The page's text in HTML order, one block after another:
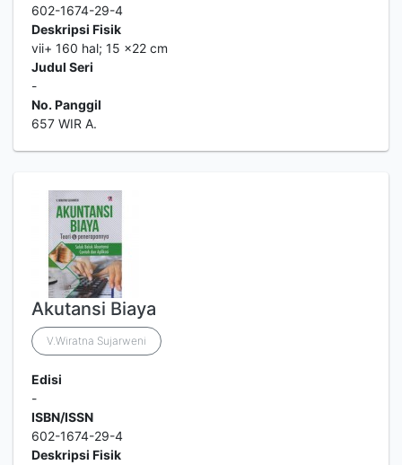
602-1674-29-4
Deskripsi Fisik
vii+ 160 hal; 15 ×22 cm
Judul Seri
-
No. Panggil
657 WIR A.
Akutansi Biaya
V.Wiratna Sujarweni
Edisi
-
ISBN/ISSN
602-1674-29-4
Deskripsi Fisik